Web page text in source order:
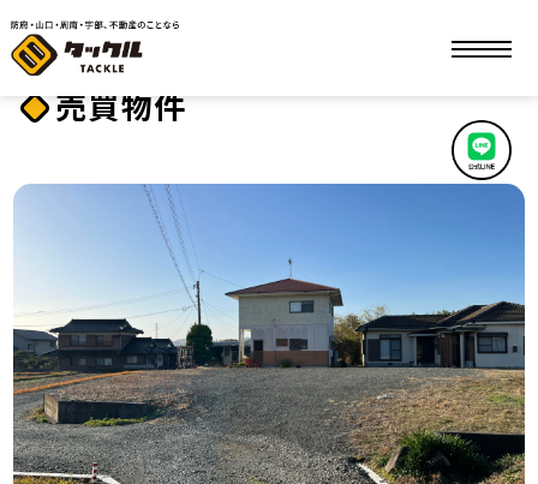
TOP 売買物件
山口南ICすぐ 豊かな自然環境と都市部への良好なアクセス
売買物件